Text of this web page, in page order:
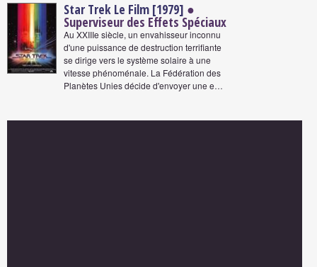
Star Trek Le Film [1979] ●
Superviseur des Effets Spéciaux
Au XXIIIe siècle, un envahisseur inconnu
d'une puissance de destruction terrifiante
se dirige vers le système solaire à une
vitesse phénoménale. La Fédération des
Planètes Unies décide d'envoyer une e…